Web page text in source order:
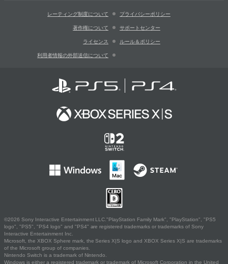
レーティング制度について プライバシーポリシー
著作権について サポートセンター
ライセンス ルール＆ポリシー
利用者情報の外部送信について
©2026 Sony Interactive Entertainment LLC."PlayStation Family Mark", "PlayStation", "PS5
logo", "PS5", "PS4 logo" and "PS4" are registered trademarks or trademarks of Sony
Interactive Entertainment Inc.
Microsoft, the XBOX Sphere mark, the Series X|S logo and XBOX Series X|S are trademarks
of the Microsoft group of companies.
Nintendo Switch is a trademark of Nintendo.
Windows is either a registered trademark or trademark of Microsoft Corporation in the United